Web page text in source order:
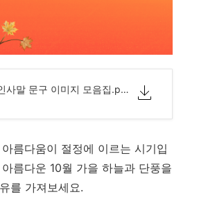
4 10월 인사말 문구 이미지 모음집.png
름다움이 절정에 이르는 시기입
름다운 10월 가을 하늘과 단풍을
를 가져보세요.